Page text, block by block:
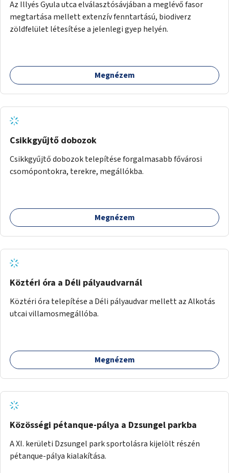
Az Illyés Gyula utca elválasztósávjában a meglévő fasor
megtartása mellett extenzív fenntartású, biodiverz
zöldfelület létesítése a jelenlegi gyep helyén.
Megnézem
Csikkgyűjtő dobozok
Csikkgyűjtő dobozok telepítése forgalmasabb fővárosi
csomópontokra, terekre, megállókba.
Megnézem
Köztéri óra a Déli pályaudvarnál
Köztéri óra telepítése a Déli pályaudvar mellett az Alkotás
utcai villamosmegállóba.
Megnézem
Közösségi pétanque-pálya a Dzsungel parkba
A XI. kerületi Dzsungel park sportolásra kijelölt részén
pétanque-pálya kialakítása.